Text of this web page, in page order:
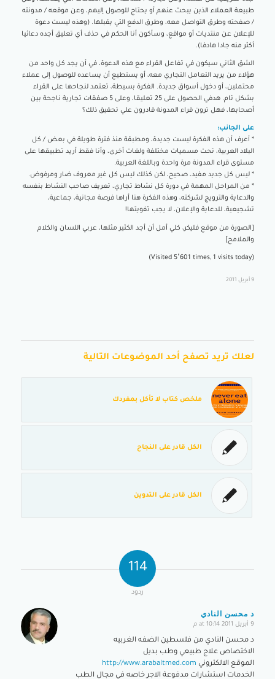
طبيعة العملاء الذين يبحث عنهم أو يحتاج للوصول إليهم، وعن موقعه / مدونته
/ صفحته وطرق التواصل معه، وطرق الدفع التي يقبلها. (وهذه ليست دعوة
للإعلان عن منتديات أو مواقع، وسأكون أنا الحكم في حذف أي تعليق أجده دعائيا
أكثر منه جادا هادفا).
الشق الثاني سيكون في تفاعل القراء مع هذه الدعوة، في أن يجد كل واحد من
هؤلاء من يريد التعامل التجاري معه، أو يستطيع أن يساعده للوصول إلى عملاء
محتملين، أو دخول أسواق جديدة. الفكرة بسيطة، تعتمد لنجاحها على القراء
بشكل تام. هدفي الحصول على 25 تعليقا، وعلى 5 صفقات تجارية ناجحة بين
أصحابها، فهل ترون قراء المدونة قادرون علي تحقيق ذلك؟
على الجانب:
* أعرف أن هذه الفكرة ليست جديدة، ومطبقة منذ فترة طويلة في بعض / كل
البلاد العربية، تحت مسميات مختلفة ولغات أخرى، وأنا فقط أريد تطبيقها على
مستوى قراء المدونة مرة واحدة وباللغة العربية.
* ليس كل جديد مفيد، صحيح، لكن كذلك ليس كل غير معروف ضار ومرفوض.
* من المراحل المهمة في دورة كل نشاط تجاري، تعريف صاحب النشاط بنفسه
والدعاية والترويج لشركته، وهذه الفكرة هنا أراها فرصة مجانية، جماعية،
تشجيعية، للدعاية والإعلان، لا يجب تفويتها!
[الصورة من موقع فليكر، كلي أمل أن أجد الكثير مثلها، عربي اللسان والكلام
والملامح]
(Visited 5٬601 times, 1 visits today)
9 أبريل 2011
لعلك تريد تصفح أحد الموضوعات التالية
ملخص كتاب لا تأكل بمفردك
الكل قادر على النجاح
الكل قادر على التدوين
114
ردود
د محسن النادي
says:
9 أبريل 2011 at 10:14 م
د محسن النادي من فلسطين الضفه الغربيه
الاختصاص علاج طبيعي وطب بديل
الموقع الالكتروني http://www.arabaltmed.com
الخدمات استشارات مدفوعة الاجر خاصه في مجال الطب